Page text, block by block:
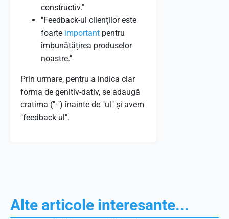
constructiv."
"Feedback-ul clienților este
foarte important pentru
îmbunătățirea produselor
noastre."
Prin urmare, pentru a indica clar
forma de genitiv-dativ, se adaugă
cratima ("-") înainte de "ul" și avem
"feedback-ul".
Alte articole interesante...